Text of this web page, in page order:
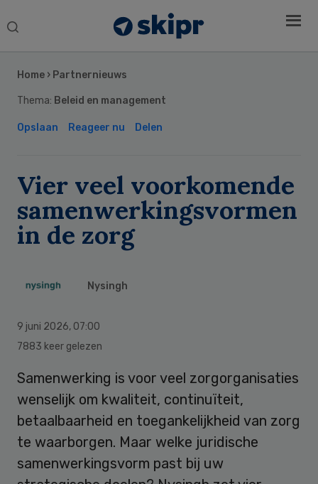
Search
Home › Partnernieuws
Thema: Beleid en management
Opslaan Reageer nu Delen
Vier veel voorkomende
samenwerkingsvormen
in de zorg
Nysingh
9 juni 2026, 07:00
7883 keer gelezen
Samenwerking is voor veel zorgorganisaties
wenselijk om kwaliteit, continuïteit,
betaalbaarheid en toegankelijkheid van zorg
te waarborgen. Maar welke juridische
samenwerkingsvorm past bij uw
Sidebar